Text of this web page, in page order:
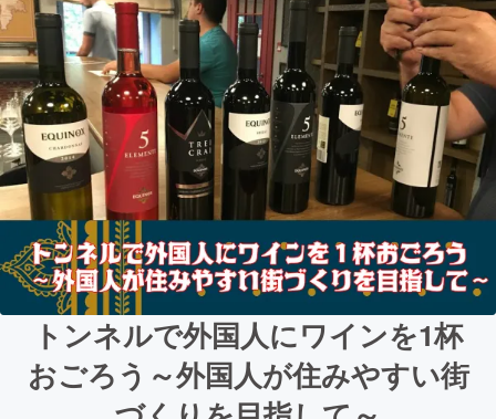
トンネルで外国人にワインを1杯
おごろう～外国人が住みやすい街